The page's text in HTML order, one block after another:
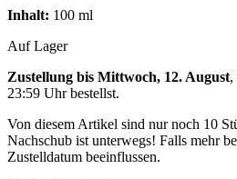
Inhalt: 100 ml
Auf Lager
Zustellung bis Mittwoch, 12. August,
23:59 Uhrbestellst.
Von diesem Artikel sind nur noch 10
Nachschub ist unterwegs! Falls mehr
Zustelldatum beeinflussen.